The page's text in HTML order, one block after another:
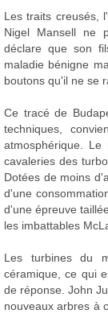
Les traits creusés,
Nigel Mansell ne
déclare que son
maladie bénigne
boutons qu'il ne se
Ce tracé de
techniques,
atmosphérique.
cavaleries des
Dotées de moins
d'une
d'une épreuve
les imbattables
Les turbines du
céramique, ce qui
de réponse. John
nouveaux arbres à